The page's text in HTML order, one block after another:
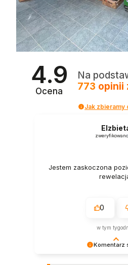
4.9
Ocena
Na
773 opinii
Jak zbieramy
Komentarz
zweryfikowano
Jestem zaskoczona
0
w tym